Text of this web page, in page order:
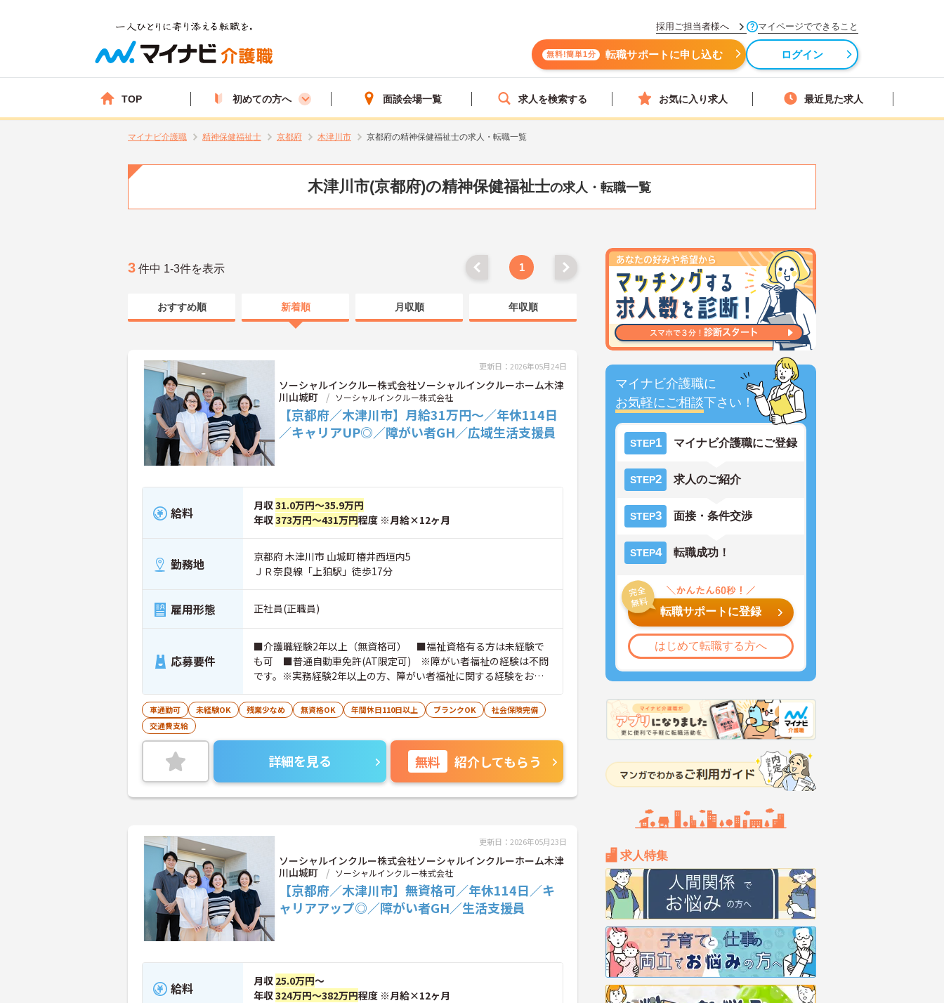
採用ご担当者様へ マイページでできること
無料!簡単1分 転職サポートに申し込む ログイン
TOP 初めての方へ 面談会場一覧 求人を検索する お気に入り求人 最近見た求人
マイナビ介護職 精神保健福祉士 京都府 木津川市 京都府の精神保健福祉士の求人・転職一覧
木津川市(京都府)の精神保健福祉士の求人・転職一覧
マイナビ介護職に
お気軽にご相談下さい！
STEP1 マイナビ介護職にご登録
STEP2 求人のご紹介
STEP3 面接・条件交渉
STEP4 転職成功！
転職サポートに登録
はじめて転職する方へ
求人特集
3 件中 1-3件を表示 1
おすすめ順 新着順 月収順 年収順
更新日：2026年05月24日
ソーシャルインクルー株式会社ソーシャルインクルーホーム木津
川山城町
ソーシャルインクルー株式会社
【京都府／木津川市】月給31万円～／年休114日
／キャリアUP◎／障がい者GH／広域生活支援員
給料 月収31.0万円～35.9万円
年収373万円～431万円程度 ※月給×12ヶ月
勤務地
京都府 木津川市 山城町椿井西垣内5
ＪＲ奈良線「上狛駅」徒歩17分
雇用形態 正社員(正職員)
応募要件
■介護職経験2年以上（無資格可） ■福祉資格有る方は未経験で
も可 ■普通自動車免許(AT限定可) ※障がい者福祉の経験は不問
です。※実務経験2年以上の方、障がい者福祉に関する経験をお持
ちの方大歓迎
車通勤可 未経験OK 残業少なめ 無資格OK 年間休日110日以上 ブランクOK
社会保険完備
交通費支給
詳細を見る 無料 紹介してもらう
更新日：2026年05月23日
ソーシャルインクルー株式会社ソーシャルインクルーホーム木津
川山城町
ソーシャルインクルー株式会社
【京都府／木津川市】無資格可／年休114日／キ
ャリアアップ◎／障がい者GH／生活支援員
給料 月収 25.0万円～
年収324万円～382万円程度 ※月給×12ヶ月